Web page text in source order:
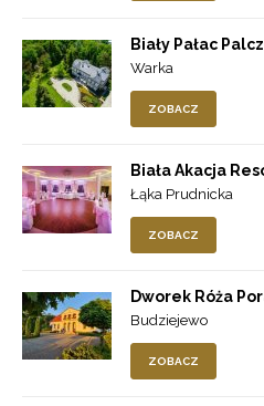
Biały Pałac
Warka
ZOBACZ
Biała Akacja
Łąka Prudnicka
ZOBACZ
Dworek Róża
Budziejewo
ZOBACZ